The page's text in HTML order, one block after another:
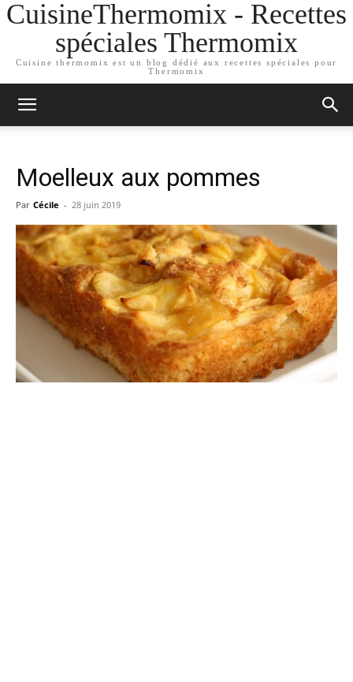
CuisineThermomix - Recettes
spéciales Thermomix
Cuisine thermomix est un blog dédié aux recettes spéciales pour
Thermomix
Moelleux aux pommes
Par Cécile - 28 juin 2019